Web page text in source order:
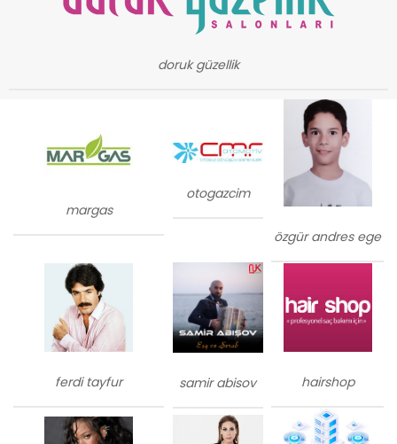
doruk güzellik
margas
otogazcim
özgür andres ege
ferdi tayfur samir abisov hairshop